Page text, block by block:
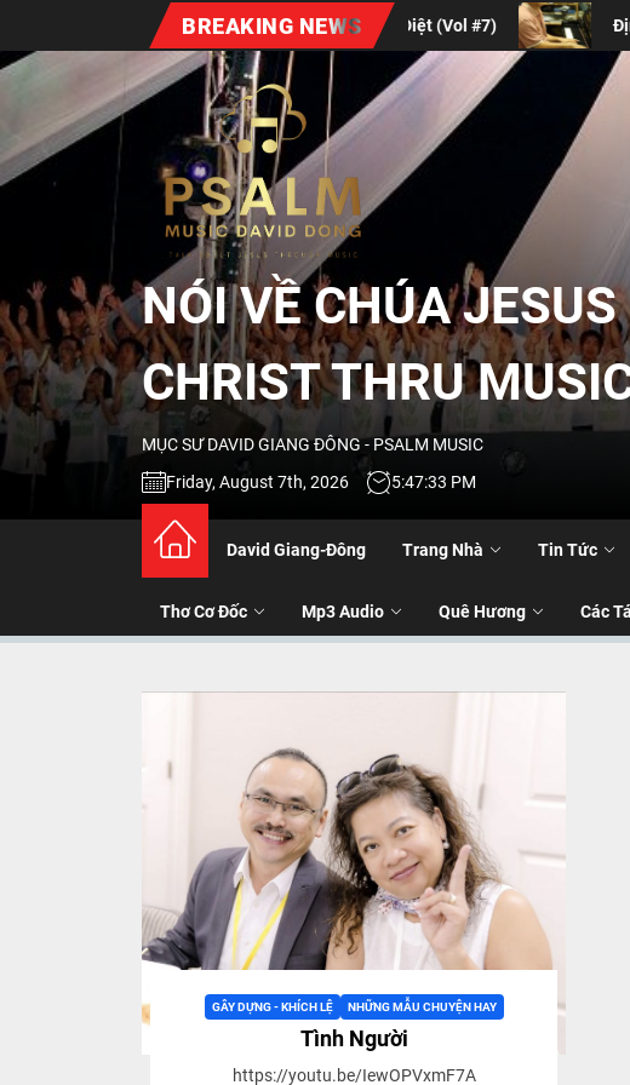
the
BREAKING NEWS
Xuân Bất Diệt (Vol #7) Định Nghĩa Về
NÓI
VỀ
CHÚA
JESUS
QUA
ÂM
NHẠC
-
ABOUT
JESUS
CHRIST
THRU
NÓI VỀ CHÚA
CHRIST THRU
MỤC SƯ DAVID GIANG ĐÔNG - PSALM MUSIC
Friday, August 7th, 2026
5:47:34 PM
David Giang-Đông Trang Nhà Tin Tức
Thơ Cơ Đốc Mp3 Audio Quê Hương Các
GÂY DỰNG - KHÍCH LỆ NHỮNG MẪU CHUYỆN HAY
Tình Người
https://youtu.be/IewOPVxmF7A